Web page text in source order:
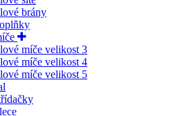
brány
míče velikost 3
míče velikost 4
míče velikost 5